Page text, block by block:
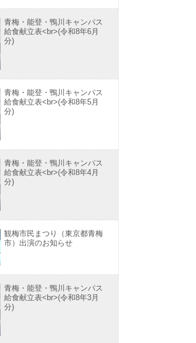
青梅・能登・鴨川キャンパス
給食献立表<br>(令和8年6月
分)
青梅・能登・鴨川キャンパス
給食献立表<br>(令和8年5月
分)
青梅・能登・鴨川キャンパス
給食献立表<br>(令和8年4月
分)
観梅市民まつり（東京都青梅
市）出演のお知らせ
青梅・能登・鴨川キャンパス
給食献立表<br>(令和8年3月
分)